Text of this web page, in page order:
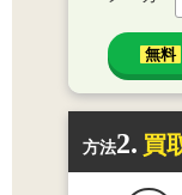
無料
方法2. 買